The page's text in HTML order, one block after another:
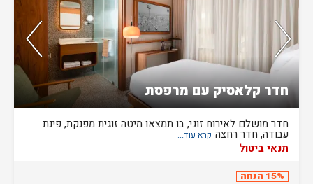
חדר קלאסיק עם מרפסת
חדר מושלם לאירוח זוגי, בו תמצאו מיטה זוגית מפנקת, פינת
עבודה, חדר רחצה
תנאי ביטול
15% הנחה